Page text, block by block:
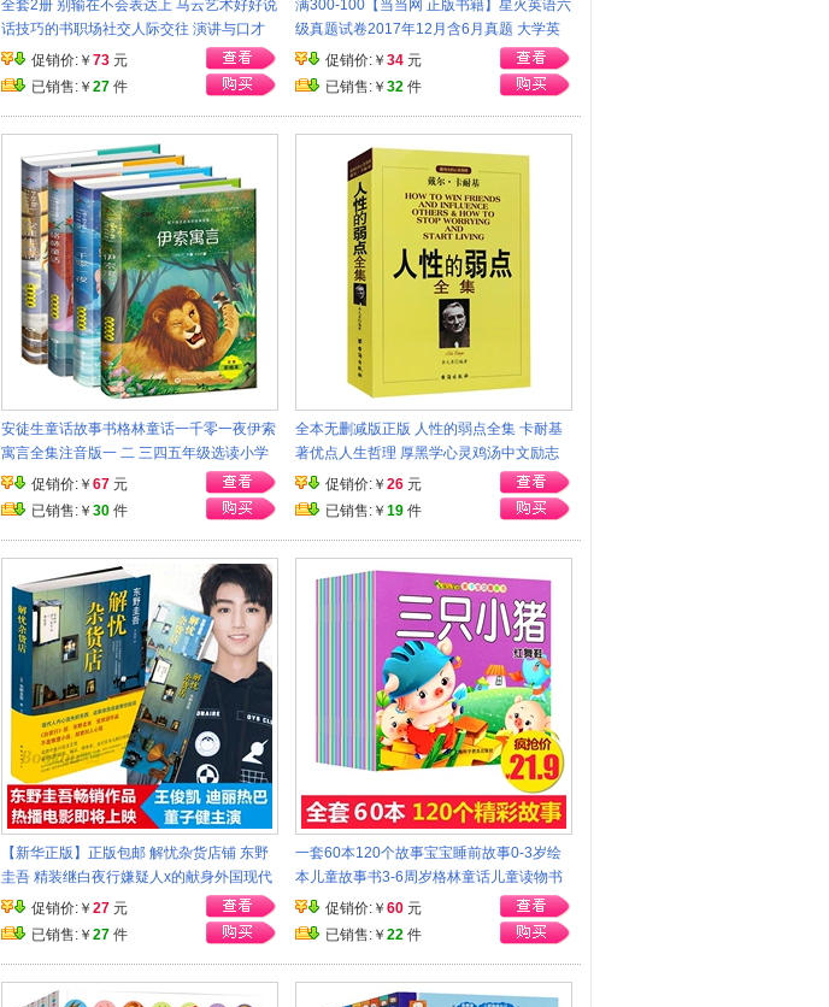
全套2册 别输在不会表达上 马云艺术好好说
话技巧的书职场社交人际交往 演讲与口才
训练沟通技巧语言表达能力情商书籍 畅销
排行榜
促销价:￥ 73 元
已销售:￥ 27 件
满300-100【当当网 正版书籍】星火英语六
级真题试卷2017年12月含6月真题 大学英
语6级真题详解+标准预测阅读听力词汇单词
翻译
促销价:￥ 34 元
已销售:￥ 32 件
安徒生童话故事书格林童话一千零一夜伊索
寓言全集注音版一 二 三四五年级选读小学
生课外书籍阅读6-7-8-9-10岁儿童读物少儿
图书
促销价:￥ 67 元
已销售:￥ 30 件
全本无删减版正版 人性的弱点全集 卡耐基
著优点人生哲理 厚黑学心灵鸡汤中文励志
马云成功学羊皮卷成人图书经商畅销书籍排
行榜
促销价:￥ 26 元
已销售:￥ 19 件
【新华正版】正版包邮 解忧杂货店铺 东野
圭吾 精装继白夜行嫌疑人x的献身外国现代
当代文学小说救赎青春励志心理学畅销书
促销价:￥ 27 元
已销售:￥ 27 件
一套60本120个故事宝宝睡前故事0-3岁绘
本儿童故事书3-6周岁格林童话儿童读物书
籍幼儿园早教启蒙认知亲子宝贝圈圈书.渔
夫和金鱼
促销价:￥ 60 元
已销售:￥ 22 件